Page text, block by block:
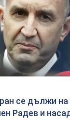
се дължи на
Радев и